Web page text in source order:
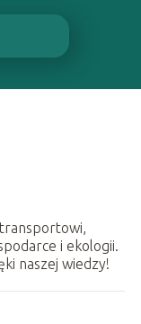
i ekologii.
naszej wiedzy!